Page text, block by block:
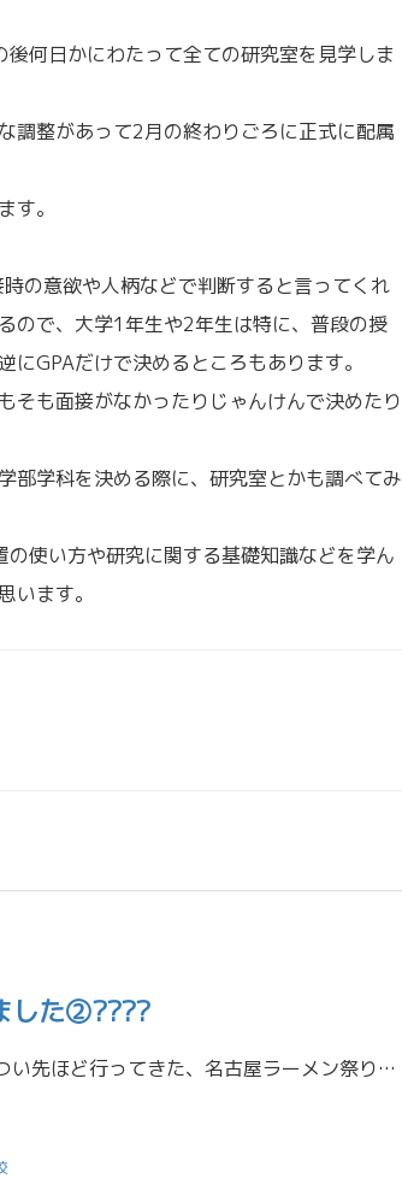
何日かにわたって全ての研究室を見学しま
調整があって2月の終わりごろに正式に配属
す。
の意欲や人柄などで判断すると言ってくれ
ので、大学1年生や2年生は特に、普段の授
GPAだけで決めるところもあります。
そも面接がなかったりじゃんけんで決めたり
部学科を決める際に、研究室とかも調べてみ
使い方や研究に関する基礎知識などを学ん
います。
した②????
こんにちは！ 担任助手の杉山です！ 今日はつい先ほど行ってきた、名古屋ラーメン祭りについて書いていこうと思います！ 先日のブログで、大須賀先生がラーメン祭りに行っていましたね！ 大須賀先生のブログでも書かれていましたが、 […]